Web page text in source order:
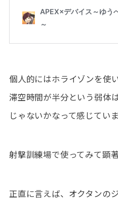
個人的にはホライゾンを使
滞空時間が半分という弱体
じゃないかなって感じていま
射撃訓練場で使ってみて顕
正直に言えば、オクタンの